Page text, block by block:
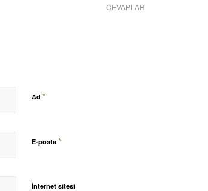
CEVAPLAR
Ad *
E-posta *
İnternet sitesi